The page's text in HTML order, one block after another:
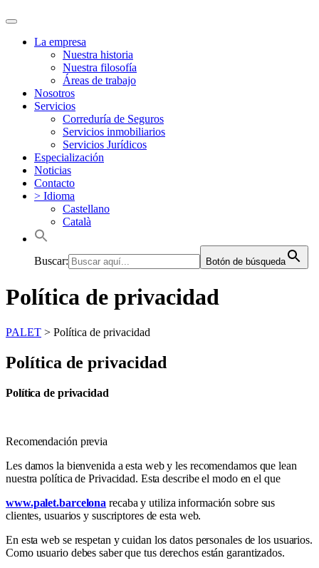
La empresa
Nuestra historia
Nuestra filosofía
Áreas de trabajo
Nosotros
Servicios
Correduría de Seguros
Servicios inmobiliarios
Servicios Jurídicos
Especialización
Noticias
Contacto
> Idioma
Castellano
Català
Buscar: Botón de búsqueda
Política de privacidad
PALET > Política de privacidad
Política de privacidad
Política de privacidad
Recomendación previa
Les damos la bienvenida a esta web y les recomendamos que lean
nuestra política de Privacidad. Esta describe el modo en el que
www.palet.barcelona recaba y utiliza información sobre sus
clientes, usuarios y suscriptores de esta web.
En esta web se respetan y cuidan los datos personales de los usuarios.
Como usuario debes saber que tus derechos están garantizados.